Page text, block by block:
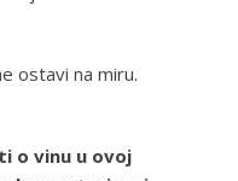
ostavi na miru.
o vinu u ovoj